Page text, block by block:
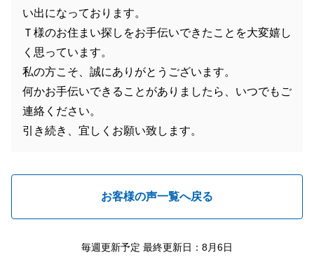
い出になっております。
Ｔ様のお住まい探しをお手伝いできたことを大変嬉し
く思っています。
私の方こそ、誠にありがとうございます。
何かお手伝いできることがありましたら、いつでもご
連絡ください。
引き続き、宜しくお願い致します。
お客様の声一覧へ戻る
毎週更新予定 最終更新日：8月6日